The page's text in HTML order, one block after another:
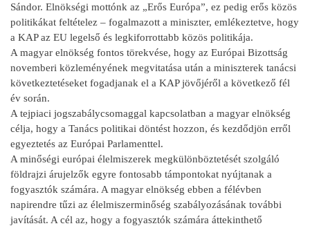
Sándor. Elnökségi mottónk az „Erős Európa”, ez pedig erős közös
politikákat feltételez – fogalmazott a miniszter, emlékeztetve, hogy
a KAP az EU legelső és legkiforrottabb közös politikája.
A magyar elnökség fontos törekvése, hogy az Európai Bizottság
novemberi közleményének megvitatása után a miniszterek tanácsi
következtetéseket fogadjanak el a KAP jövőjéről a következő fél
év során.
A tejpiaci jogszabálycsomaggal kapcsolatban a magyar elnökség
célja, hogy a Tanács politikai döntést hozzon, és kezdődjön erről
egyeztetés az Európai Parlamenttel.
A minőségi európai élelmiszerek megkülönböztetését szolgáló
földrajzi árujelzők egyre fontosabb támpontokat nyújtanak a
fogyasztók számára. A magyar elnökség ebben a félévben
napirendre tűzi az élelmiszerminőség szabályozásának további
javítását. A cél az, hogy a fogyasztók számára áttekinthető